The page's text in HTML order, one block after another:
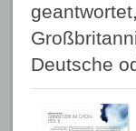
Deutsche